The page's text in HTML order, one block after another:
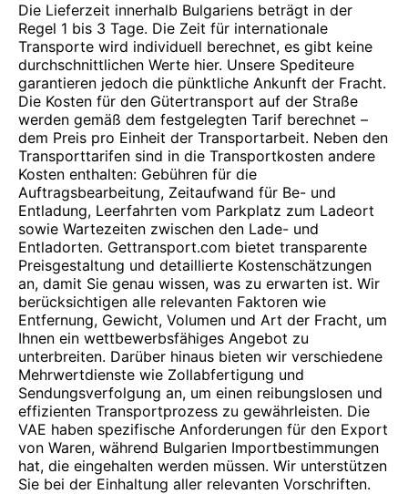
Die Lieferzeit innerhalb Bulgariens beträgt in der
Regel 1 bis 3 Tage. Die Zeit für internationale
Transporte wird individuell berechnet, es gibt keine
durchschnittlichen Werte hier. Unsere Spediteure
garantieren jedoch die pünktliche Ankunft der Fracht.
Die Kosten für den Gütertransport auf der Straße
werden gemäß dem festgelegten Tarif berechnet –
dem Preis pro Einheit der Transportarbeit. Neben den
Transporttarifen sind in die Transportkosten andere
Kosten enthalten: Gebühren für die
Auftragsbearbeitung, Zeitaufwand für Be- und
Entladung, Leerfahrten vom Parkplatz zum Ladeort
sowie Wartezeiten zwischen den Lade- und
Entladorten. Gettransport.com bietet transparente
Preisgestaltung und detaillierte Kostenschätzungen
an, damit Sie genau wissen, was zu erwarten ist. Wir
berücksichtigen alle relevanten Faktoren wie
Entfernung, Gewicht, Volumen und Art der Fracht, um
Ihnen ein wettbewerbsfähiges Angebot zu
unterbreiten. Darüber hinaus bieten wir verschiedene
Mehrwertdienste wie Zollabfertigung und
Sendungsverfolgung an, um einen reibungslosen und
effizienten Transportprozess zu gewährleisten. Die
VAE haben spezifische Anforderungen für den Export
von Waren, während Bulgarien Importbestimmungen
hat, die eingehalten werden müssen. Wir unterstützen
Sie bei der Einhaltung aller relevanten Vorschriften.